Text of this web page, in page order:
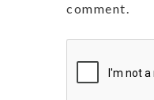
comment.